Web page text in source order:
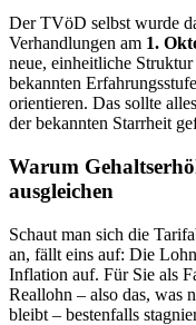
Der TVöD selbst wurde
Verhandlungen am 1.
neue, einheitliche
bekannten
orientieren. Das sollte
der bekannten Starrheit
Warum
ausgleichen
Schaut man sich die
an, fällt eins auf: Die
Inflation auf. Für Sie als
Reallohn – also das, was
bleibt – bestenfalls